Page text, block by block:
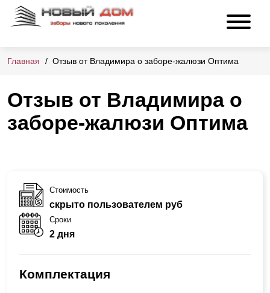
Главная Отзыв от Владимира о заборе-жалюзи Оптима
Отзыв от Владимира о
заборе-жалюзи Оптима
Стоимость
скрыто пользователем руб
Сроки
2 дня
Комплектация